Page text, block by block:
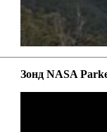
Зонд NASA